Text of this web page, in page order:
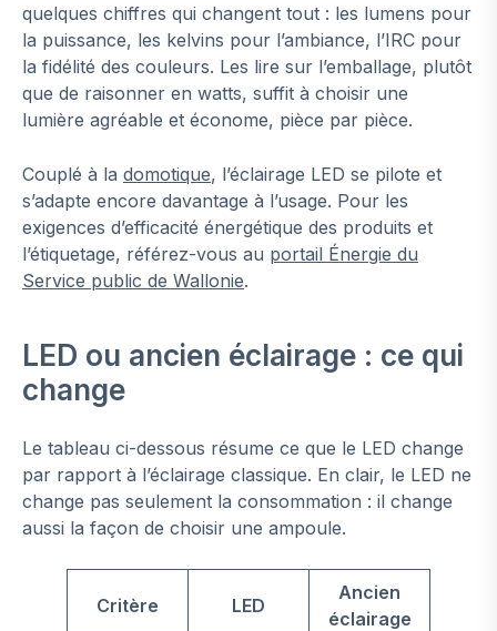
quelques chiffres qui changent tout : les lumens pour
la puissance, les kelvins pour l’ambiance, l’IRC pour
la fidélité des couleurs. Les lire sur l’emballage, plutôt
que de raisonner en watts, suffit à choisir une
lumière agréable et économe, pièce par pièce.
Couplé à la domotique, l’éclairage LED se pilote et
s’adapte encore davantage à l’usage. Pour les
exigences d’efficacité énergétique des produits et
l’étiquetage, référez-vous au portail Énergie du
Service public de Wallonie.
LED ou ancien éclairage : ce qui
change
Le tableau ci-dessous résume ce que le LED change
par rapport à l’éclairage classique. En clair, le LED ne
change pas seulement la consommation : il change
aussi la façon de choisir une ampoule.
Critère LED
Ancien
éclairage